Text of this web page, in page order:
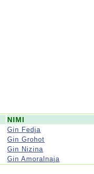
NIMI
Gin Fedja
Gin Grohot
Gin Nizina
Gin Amoralnaja